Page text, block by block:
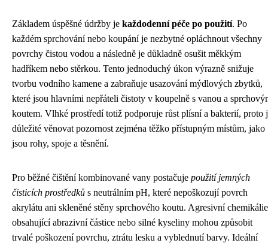
Základem úspěšné údržby je každodenní péče po použití. Po
každém sprchování nebo koupání je nezbytné opláchnout všechny
povrchy čistou vodou a následně je důkladně osušit měkkým
hadříkem nebo stěrkou. Tento jednoduchý úkon výrazně snižuje
tvorbu vodního kamene a zabraňuje usazování mýdlových zbytků,
které jsou hlavními nepřáteli čistoty v koupelně s vanou a
koutem. Vlhké prostředí totiž podporuje růst plísní a bakterií, proto
důležité věnovat pozornost zejména těžko přístupným místům, jako
jsou rohy, spoje a těsnění.
Pro běžné čištění kombinované vany postačuje použití jemných
čisticích prostředků s neutrálním pH, které nepoškozují povrch
akrylátu ani skleněné stěny sprchového koutu. Agresivní chemikálie
obsahující abrazivní částice nebo silné kyseliny mohou způsobit
trvalé poškození povrchu, ztrátu lesku a vyblednutí barvy. Ideální